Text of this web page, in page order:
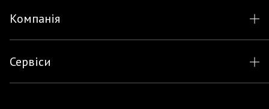
Компанія
Сервіси